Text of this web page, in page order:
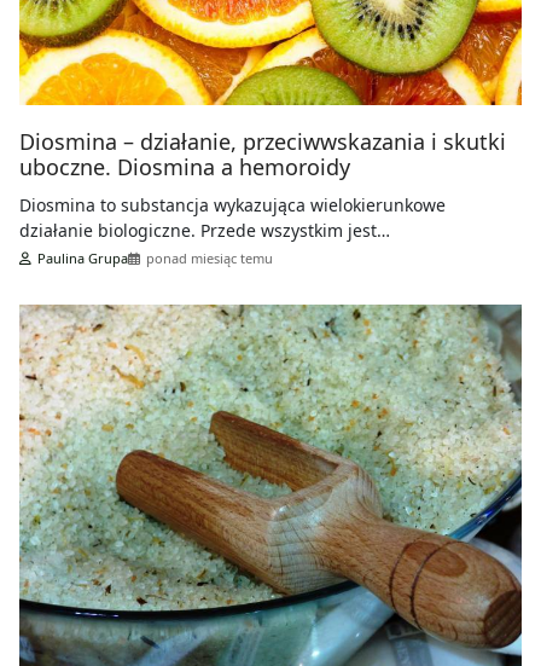
Diosmina – działanie, przeciwwskazania i skutki
uboczne. Diosmina a hemoroidy
Diosmina to substancja wykazująca wielokierunkowe
działanie biologiczne. Przede wszystkim jest…
Paulina Grupa ponad miesiąc temu